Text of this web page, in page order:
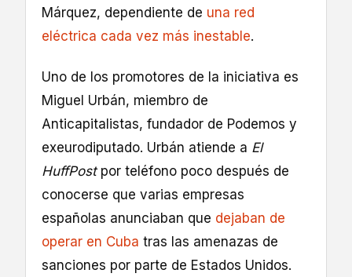
Márquez, dependiente de una red
eléctrica cada vez más inestable.
Uno de los promotores de la iniciativa es
Miguel Urbán, miembro de
Anticapitalistas, fundador de Podemos y
exeurodiputado. Urbán atiende a El
HuffPostpor teléfono poco después de
conocerse que varias empresas
españolas anunciaban que dejaban de
operar en Cuba tras las amenazas de
sanciones por parte de Estados Unidos.